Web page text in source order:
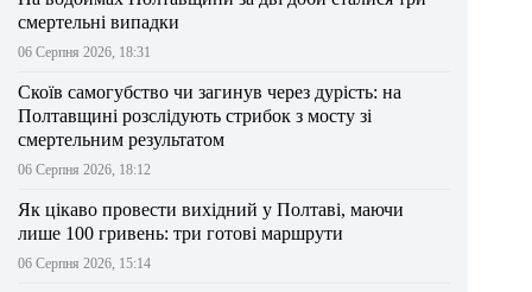
смертельні випадки
06 Серпня 2026, 18:31
Скоїв самогубство чи загинув через дурість: на
Полтавщині розслідують стрибок з мосту зі
смертельним результатом
06 Серпня 2026, 18:12
Як цікаво провести вихідний у Полтаві, маючи
лише 100 гривень: три готові маршрути
06 Серпня 2026, 15:14